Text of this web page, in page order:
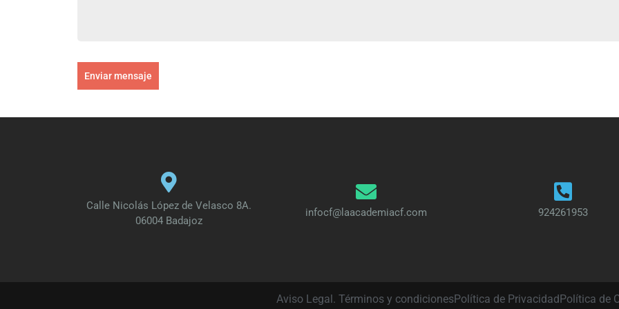
Enviar mensaje
Calle Nicolás López de Velasco 8A.
06004 Badajoz
infocf@laacademiacf.com 924261953
Aviso Legal. Términos y condicionesPolítica de Privacidad Política de